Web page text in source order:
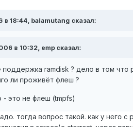
в 18:44, balamutang сказал:
в 10:32, emp сказал:
ramdisk ? дело в том что
ли проживёт флеш ?
- это не флеш (tmpfs)
тогда вопрос такой. как у него